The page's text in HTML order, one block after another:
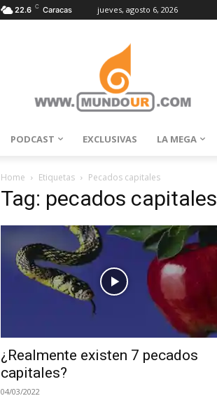
22.6 C Caracas jueves, agosto 6, 2026
PODCAST EXCLUSIVAS LA MEGA
Home Etiquetas Pecados capitales
Tag: pecados capitales
¿Realmente existen 7 pecados
capitales?
04/03/2022